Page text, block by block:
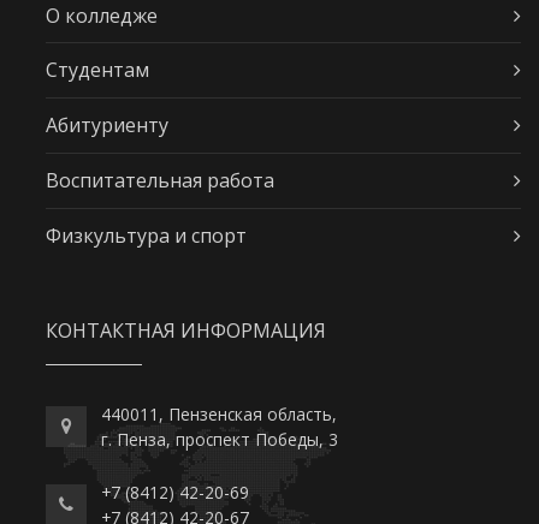
О колледже
Студентам
Абитуриенту
Воспитательная работа
Физкультура и спорт
КОНТАКТНАЯ ИНФОРМАЦИЯ
440011, Пензенская область,
г. Пенза, проспект Победы, 3
+7 (8412) 42-20-69
+7 (8412) 42-20-67